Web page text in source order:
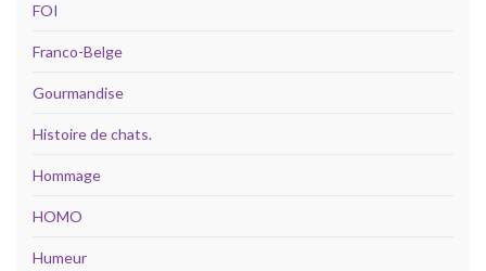
FOI
Franco-Belge
Gourmandise
Histoire de chats.
Hommage
HOMO
Humeur